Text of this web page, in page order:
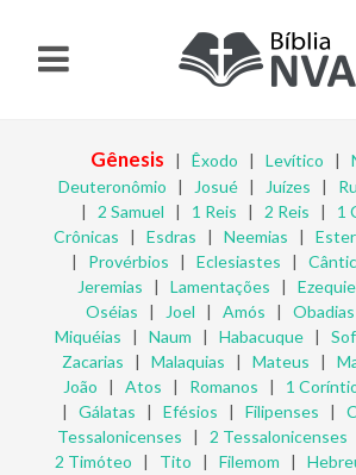
Gênesis | Êxodo | Levítico |
Deuteronômio | Josué| Juízes |
| 2 Samuel | 1 Reis | 2 Reis | 1
Crônicas | Esdras | Neemias | Ester
| Provérbios | Eclesiastes |
Jeremias | Lamentações |
Oséias | Joel | Amós | Obadias
Miquéias | Naum | Habacuque|
Zacarias | Malaquias | Mateus |
João | Atos | Romanos | 1
| Gálatas | Efésios | Filipenses |
Tessalonicenses | 2 Tessalonicenses
2 Timóteo | Tito | Filemom |